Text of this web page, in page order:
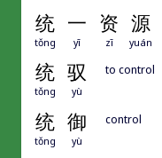
统 一 资 源
tǒng yī zī yuán
统 驭
tǒng yù
to control
统 御
tǒng yù
control